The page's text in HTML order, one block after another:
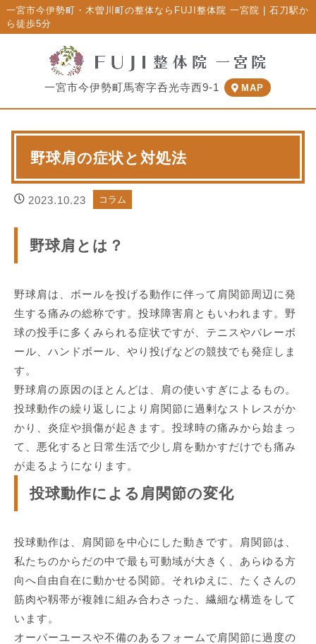
一宮市今伊勢町・木曽川町の整体ならFUJI整体院 一宮院 | 石刀駅か
ら徒歩5分
一宮市今伊勢町馬寄字呑光寺西9-1 MAP
野球肩の症状と対処法
2023.10.23 コラム
野球肩とは？
野球肩は、ボールを投げる動作に伴って肩関節周辺に発
生する痛みの総称です。投球障害肩ともいわれます。野
球の投手に多くみられる症状ですが、テニスやバレーボ
ール、ハンドボール、やり投げなどの競技でも発症しま
す。
野球肩の原因のほとんどは、肩の使いすぎによるもの。
投球動作の繰り返しにより肩関節に過剰なストレスがか
かり、炎症や損傷が起きます。投球時の痛みから始まっ
て、悪化すると日常生活で少し肩を動かすだけでも痛み
が走るようになります。
投球動作による肩関節の変化
投球動作は、肩関節を中心にした動きです。肩関節は、
私たちのからだの中で最も可動域が大きく、あらゆる方
向へ自由自在に動かせる関節。それゆえに、たくさんの
筋肉や靱帯が複雑に組み合わさった、繊細な構造をして
います。
オーバーユースや不備のあるフォームで肩関節に過度の